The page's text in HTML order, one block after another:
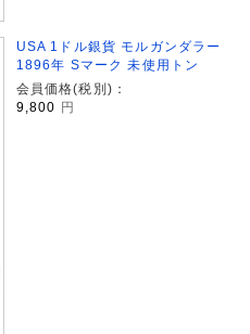
USA 1ドル銀貨 モルガンダラー
1896年 Sマーク 未使用トン
会員価格(税別)：
9,800
円